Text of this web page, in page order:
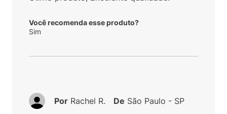
Você recomenda esse produto?
Sim
Por Rachel R. De São Paulo - SP